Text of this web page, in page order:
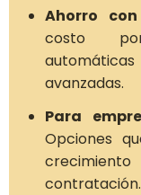
Ahorro
costo
avanzadas.
Para
Opciones
contratación.